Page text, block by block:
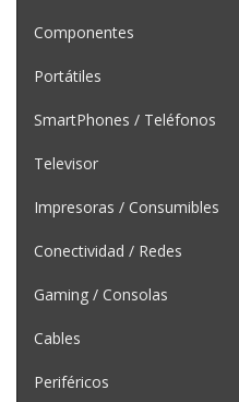
Componentes
Portátiles
SmartPhones / Teléfonos
Televisor
Impresoras / Consumibles
Conectividad / Redes
Gaming / Consolas
Cables
Periféricos